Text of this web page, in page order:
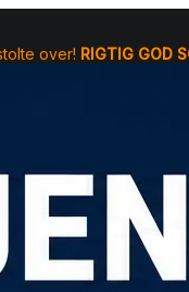
over! RIGTIG GOD